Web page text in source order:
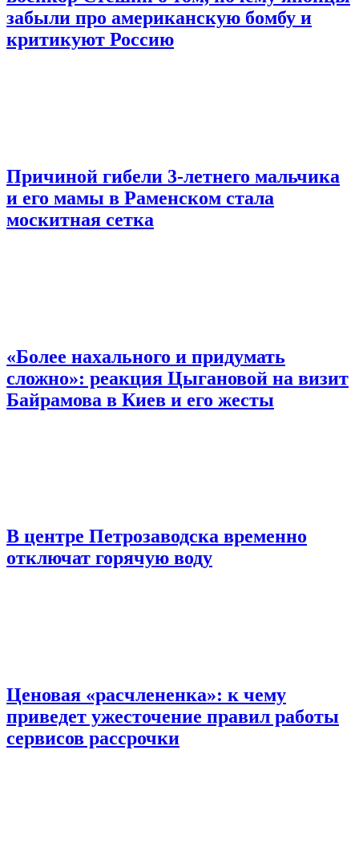
забыли про американскую бомбу и
критикуют Россию
Причиной гибели 3-летнего мальчика
и его мамы в Раменском стала
москитная сетка
«Более нахального и придумать
сложно»: реакция Цыгановой на визит
Байрамова в Киев и его жесты
В центре Петрозаводска временно
отключат горячую воду
Ценовая «расчлененка»: к чему
приведет ужесточение правил работы
сервисов рассрочки